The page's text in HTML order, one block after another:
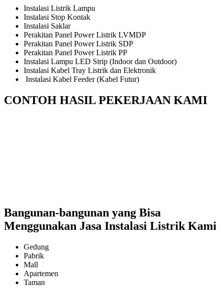
Instalasi Listrik Lampu
Instalasi Stop Kontak
Instalasi Saklar
Perakitan Panel Power Listrik LVMDP
Perakitan Panel Power Listrik SDP
Perakitan Panel Power Listrik PP
Instalasi Lampu LED Strip (Indoor dan Outdoor)
Instalasi Kabel Tray Listrik dan Elektronik
Instalasi Kabel Feeder (Kabel Futur)
CONTOH HASIL PEKERJAAN KAMI
Bangunan-bangunan yang Bisa
Menggunakan Jasa Instalasi Listrik Kami
Gedung
Pabrik
Mall
Apartemen
Taman